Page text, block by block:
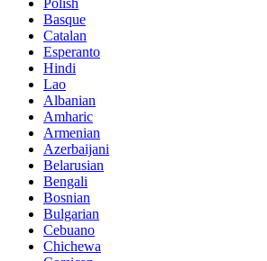
Basque
Catalan
Esperanto
Hindi
Lao
Albanian
Amharic
Armenian
Azerbaijani
Belarusian
Bengali
Bosnian
Bulgarian
Cebuano
Chichewa